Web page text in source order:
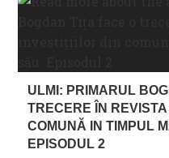
ULMI: PRIMARUL
TRECERE ÎN
COMUNĂ IN TIMPUL
EPISODUL 2